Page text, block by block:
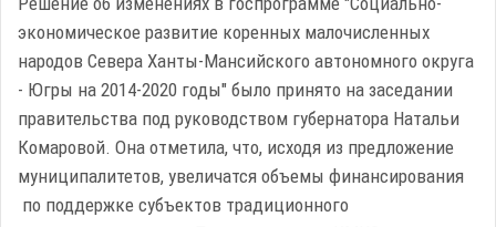
экономическое развитие коренных малочисленных
народов Севера Ханты-Мансийского автономного округа
- Югры на 2014-2020 годы" было принято на заседании
правительства под руководством губернатора Натальи
Комаровой. Она отметила, что, исходя из предложение
муниципалитетов, увеличатся объемы финансирования
по поддержке субъектов традиционного